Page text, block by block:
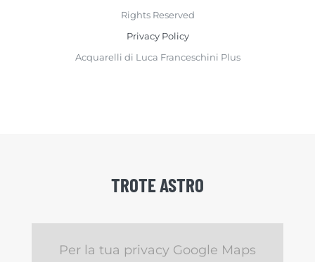
Rights Reserved
Privacy Policy
Acquarelli di Luca Franceschini Plus
TROTE ASTRO
Per la tua privacy Google Maps